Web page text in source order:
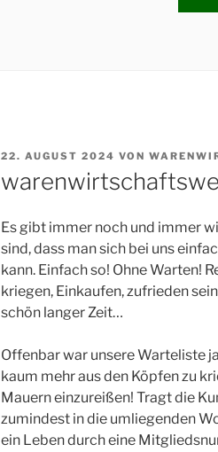
VERÖFFENTLICHT
22. AUGUST 2024 VON
Es gibt immer noch und immer
sind, dass man sich bei uns
kann. Einfach so! Ohne Warten!
kriegen, Einkaufen, zufrieden
schön langer Zeit…
Offenbar war unsere Warteliste
kaum mehr aus den Köpfen zu
Mauern einzureißen! Tragt die
zumindest in die umliegenden
ein Leben durch eine